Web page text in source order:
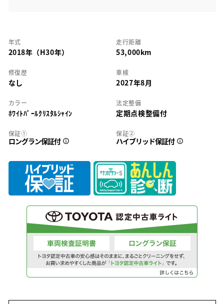
年式
2018年（H30年）
走行距離
53,000km
修復歴
なし
車検
2027年8月
カラー
ﾎﾜｲﾄﾊﾟｰﾙｸﾘｽﾀﾙｼｬｲﾝ
法定整備
定期点検整備付
保証①
ロングラン保証付
保証②
ハイブリッド保証付